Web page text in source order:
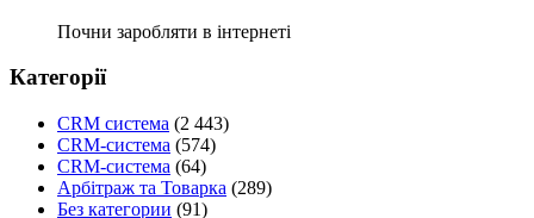
Почни заробляти в інтернеті
Категорії
CRM система (2 443)
CRM-система (574)
CRM-система (64)
Арбітраж та Товарка (289)
Без категории (91)